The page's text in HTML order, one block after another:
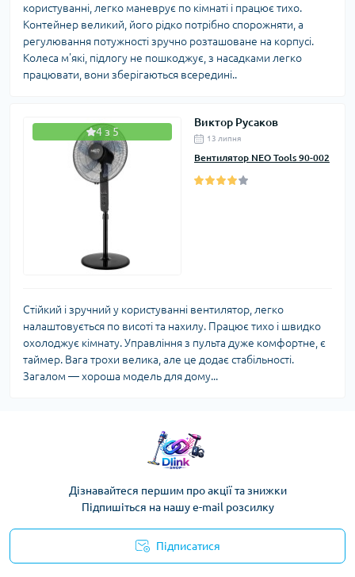
користуванні, легко маневрує по кімнаті і працює тихо.
Контейнер великий, його рідко потрібно спорожняти, а
регулювання потужності зручно розташоване на корпусі.
Колеса м'які, підлогу не пошкоджує, з насадками легко
працювати, вони зберігаються всередині..
4 з 5
Виктор Русаков
13 липня
Вентилятор NEO Tools 90-002
Стійкий і зручний у користуванні вентилятор, легко
налаштовується по висоті та нахилу. Працює тихо і швидко
охолоджує кімнату. Управління з пульта дуже комфортне, є
таймер. Вага трохи велика, але це додає стабільності.
Загалом — хороша модель для дому...
Дізнавайтеся першим про акції та знижки
Підпишіться на нашу e-mail розсилку
Підписатися